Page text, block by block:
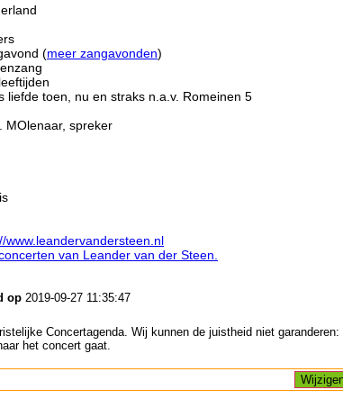
(meer zangavonden)
liefde toen, nu en straks n.a.v. Romeinen 5
MOlenaar, spreker
www.leandervandersteen.nl
van Leander van der Steen.
op 2019-09-27 11:35:47
Concertagenda. Wij kunnen de juistheid niet garanderen:
het concert gaat.